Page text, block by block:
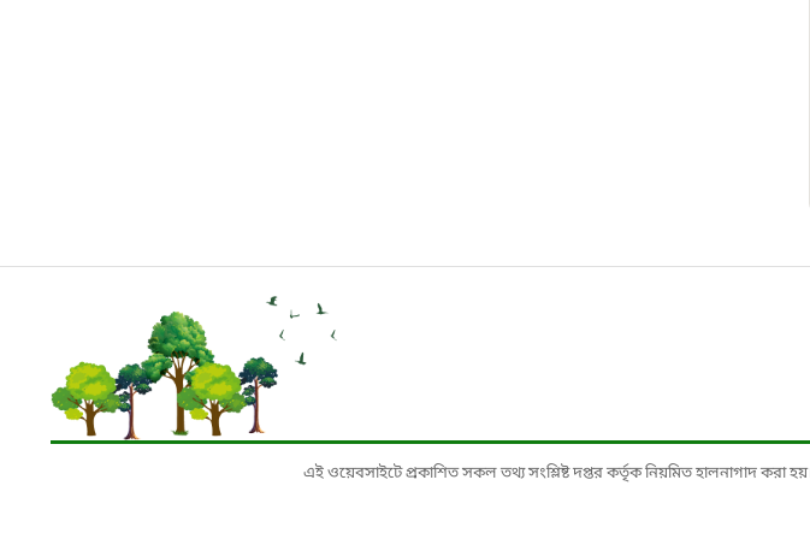
এই ওয়েবসাইটে প্রকাশিত সকল তথ্য সংশ্লিষ্ট দপ্তর কর্তৃক নিয়মিত হালনাগাদ করা হয়।